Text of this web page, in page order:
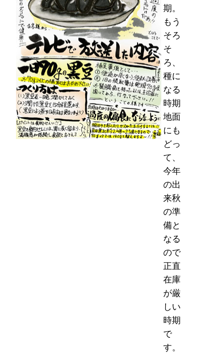
期。
もう
そろ
そ
ろ、
種に
なる
時期
地面
にも
どっ
て、
今年
の出
来秋
の準
備と
なる
ので
正直
在庫
が厳
しい
時期
で
す。